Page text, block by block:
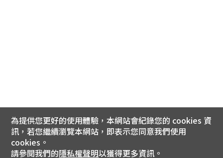
為提供您更好的使用體驗，本網站會紀錄您的 cookies 資
訊，若您繼續瀏覽本網站，即表示您同意我們使用
cookies。
請參閱我們的隱私權聲明以獲得更多資訊。